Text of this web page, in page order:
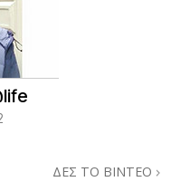
ΔΕΣ ΤΟ ΒΙΝΤΕΟ